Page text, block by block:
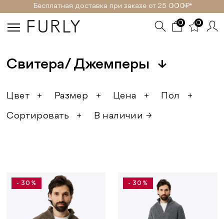
Бесплатная доставка при заказе от 25 000₽ *
0 0
Свитера/ Джемперы ↓
Цвет + Размер + Цена + Пол
+
Сортировать
+ В наличии →
- 30 % - 30 %